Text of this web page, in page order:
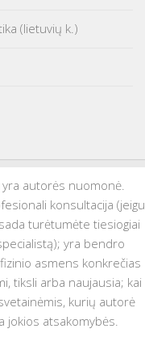
(lietuvių k.)
autorės nuomonė.
konsultacija (jeigu
turėtumėte tiesiogiai
yra bendro
asmens konkrečias
tiksli arba naujausia; kai
kurių autorė
jokios atsakomybės.